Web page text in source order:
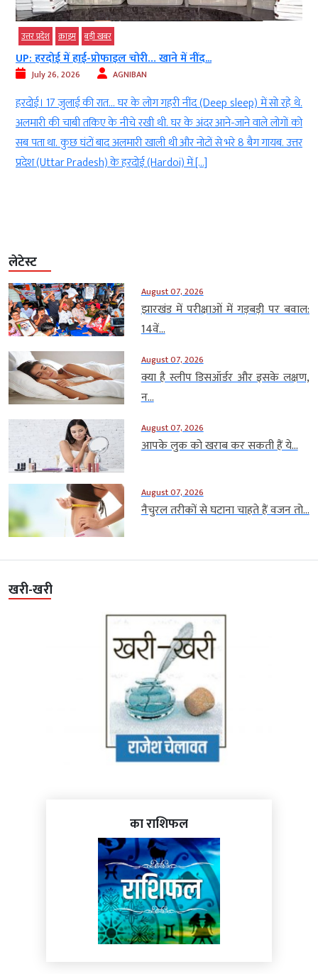
उत्तर प्रदेश क्राइम बड़ी खबर
UP: हरदोई में हाई-प्रोफाइल चोरी… खाने में नींद...
July 26, 2026 AGNIBAN
हरदोई। 17 जुलाई की रात… घर के लोग गहरी नींद (Deep sleep) में सो रहे थे.
अलमारी की चाबी तकिए के नीचे रखी थी. घर के अंदर आने-जाने वाले लोगों को
सब पता था. कुछ घंटों बाद अलमारी खाली थी और नोटों से भरे 8 बैग गायब. उत्तर
प्रदेश (Uttar Pradesh) के हरदोई (Hardoi) में […]
लेटेस्ट
August 07, 2026
झारखंड में परीक्षाओं में गड़बड़ी पर बवाल:
14वें...
August 07, 2026
क्या है स्लीप डिसऑर्डर और इसके लक्षण,
न...
August 07, 2026
आपके लुक को खराब कर सकती हैं ये...
August 07, 2026
नैचुरल तरीकों से घटाना चाहते हैं वजन तो...
खरी-खरी
का राशिफल